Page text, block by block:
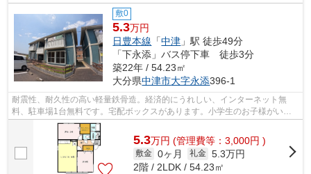
敷0
5.3万円
日豊本線 「中津 」駅 徒歩49分
「下永添」バス停下車 徒歩3分
築22年 / 54.23㎡
大分県中津市大字永添396-1
耐震性、耐久性の高い軽量鉄骨造。経済的にうれしい、インターネット無
料、駐車場1台無料です。宅配ボックスがあります。小学生のお子様がいる
方にもおすすめ、鶴居小学校まで617mの距...
5.3万円 (管理費等：3,000円 )
敷金 0ヶ月 礼金 5.3万円
2階 / 2LDK / 54.23㎡